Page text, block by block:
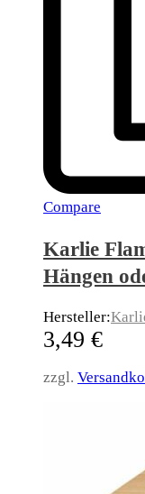
Compare
Karlie
Hängen
Hersteller:
3,49 €
zzgl.